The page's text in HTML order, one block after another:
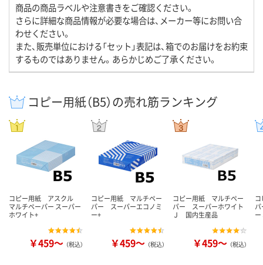
商品の商品ラベルや注意書きをご確認ください。
さらに詳細な商品情報が必要な場合は、メーカー等にお問い合
わせください。
また、販売単位における「セット」表記は、箱でのお届けをお約束
するものではありません。あらかじめご了承ください。
コピー用紙（B5）の売れ筋ランキング
コピー用紙 アスクル
マルチペーパー スーパー
ホワイト+
￥459～ （税込）
コピー用紙 マルチペー
パー スーパーエコノミ
ー+
￥459～ （税込）
コピー用紙 マルチペー
パー スーパーホワイト
Ｊ 国内生産品
￥459～ （税込）